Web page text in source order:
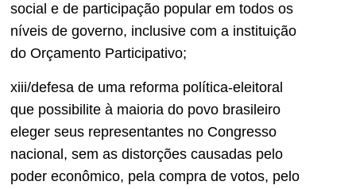
social e de participação popular em todos os
níveis de governo, inclusive com a instituição
do Orçamento Participativo;
xiii/defesa de uma reforma política-eleitoral
que possibilite à maioria do povo brasileiro
eleger seus representantes no Congresso
nacional, sem as distorções causadas pelo
poder econômico, pela compra de votos, pelo